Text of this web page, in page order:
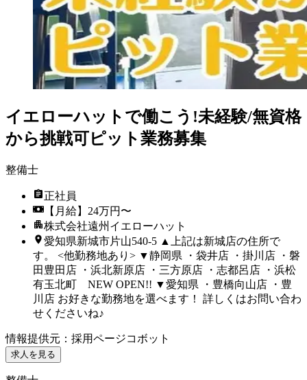
イエローハットで働こう!未経験/無資格
から挑戦可ピット業務募集
整備士
正社員
【月給】24万円〜
株式会社遠州イエローハット
愛知県新城市片山540-5 ▲上記は新城店の住所で
す。 <他勤務地あり> ▼静岡県 ・袋井店 ・掛川店 ・磐
田豊田店 ・浜北新原店 ・三方原店 ・志都呂店 ・浜松
有玉北町 NEW OPEN!! ▼愛知県 ・豊橋向山店 ・豊
川店 お好きな勤務地を選べます！ 詳しくはお問い合わ
せくださいね♪
情報提供元 ： 採用ページコボット
求人を見る